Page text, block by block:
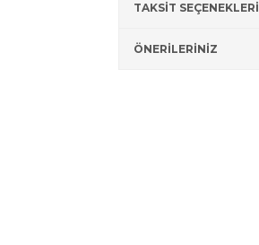
TAKSİT SEÇENEKLERİ
ÖNERİLERİNİZ